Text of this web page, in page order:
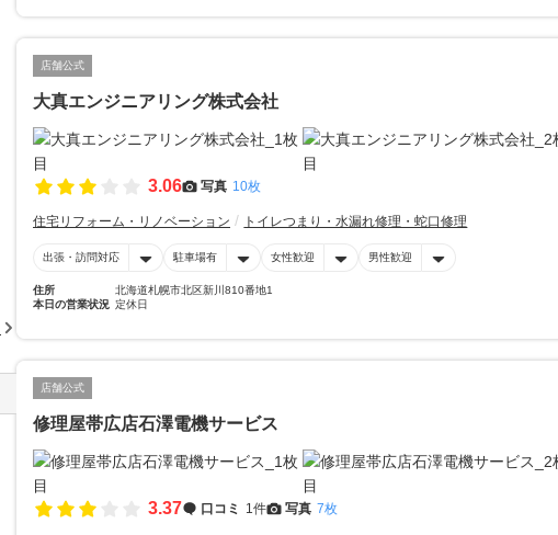
店舗公式
大真エンジニアリング株式会社
3.06 写真 10枚
住宅リフォーム・リノベーション トイレつまり・水漏れ修理・蛇口修理
出張・訪問対応 駐車場有 女性歓迎 男性歓迎
住所
北海道札幌市北区新川810番地1
本日の営業状況 定休日
店舗公式
修理屋帯広店石澤電機サービス
3.37 口コミ 1件 写真 7枚